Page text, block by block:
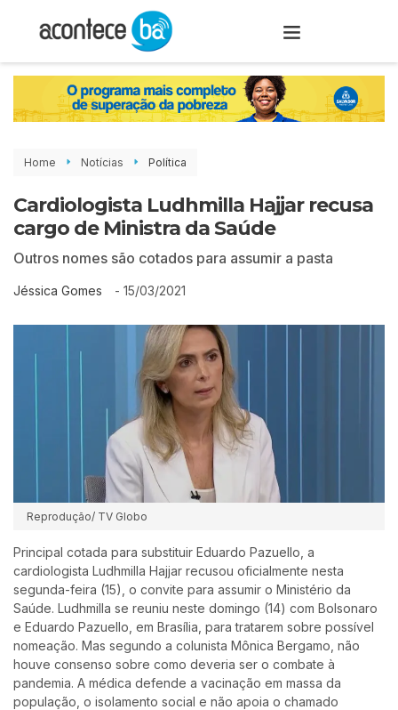
Home Notícias Política
Cardiologista Ludhmilla Hajjar recusa
cargo de Ministra da Saúde
Outros nomes são cotados para assumir a pasta
Jéssica Gomes - 15/03/2021
Reprodução/ TV Globo
Principal cotada para substituir Eduardo Pazuello, a
cardiologista Ludhmilla Hajjar recusou oficialmente nesta
segunda-feira (15), o convite para assumir o Ministério da
Saúde. Ludhmilla se reuniu neste domingo (14) com Bolsonaro
e Eduardo Pazuello, em Brasília, para tratarem sobre possível
nomeação. Mas segundo a colunista Mônica Bergamo, não
houve consenso sobre como deveria ser o combate à
pandemia. A médica defende a vacinação em massa da
população, o isolamento social e não apoia o chamado